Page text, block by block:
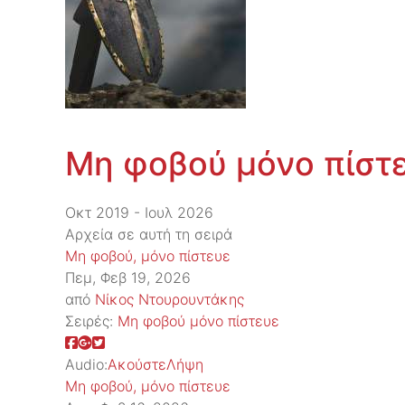
Μη φοβού μόνο
Οκτ 2019 - Ιουλ 2026
Αρχεία σε αυτή τη σειρά
Μη φοβού, μόνο πίστευε
Πεμ, Φεβ 19, 2026
από Νίκος Ντουρουντάκης
Σειρές: Μη φοβού μόνο πίστευε
Audio:ΑκούστεΛήψη
Μη φοβού, μόνο πίστευε